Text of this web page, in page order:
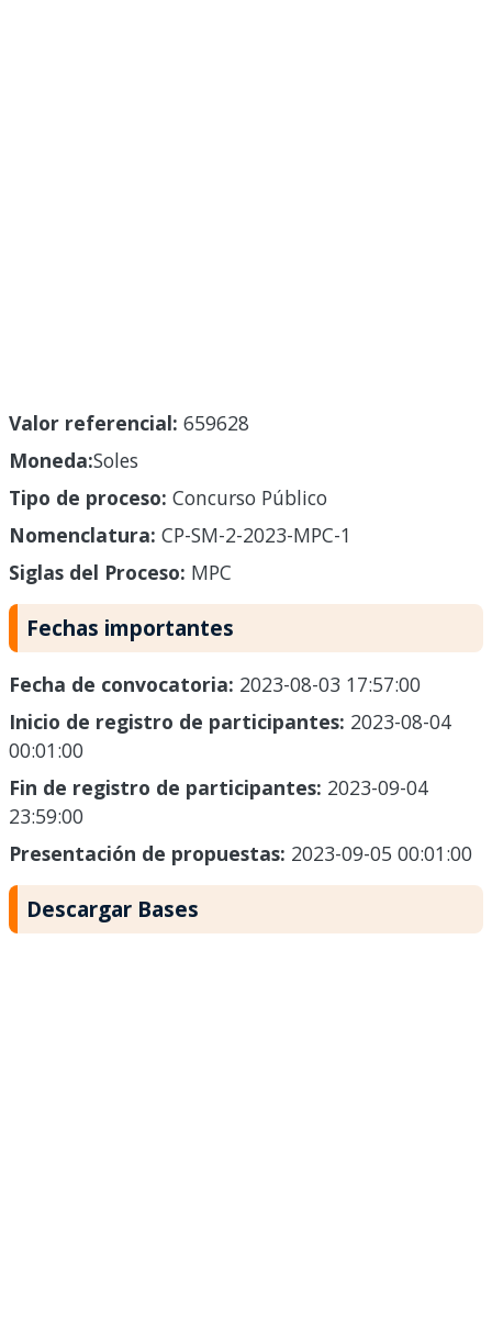
Valor referencial: 659628
Moneda:Soles
Tipo de proceso: Concurso Público
Nomenclatura: CP-SM-2-2023-MPC-1
Siglas del Proceso: MPC
Fechas importantes
Fecha de convocatoria: 2023-08-03 17:57:00
Inicio de registro de participantes: 2023-08-04
00:01:00
Fin de registro de participantes: 2023-09-04
23:59:00
Presentación de propuestas: 2023-09-05 00:01:00
Descargar Bases